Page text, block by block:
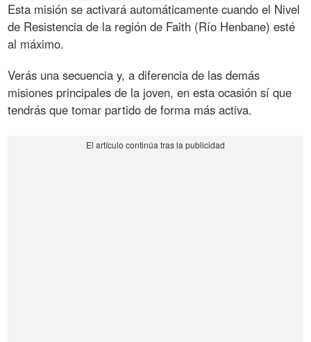
Esta misión se activará automáticamente cuando el Nivel
de Resistencia de la región de Faith (Río Henbane) esté
al máximo.
Verás una secuencia y, a diferencia de las demás
misiones principales de la joven, en esta ocasión sí que
tendrás que tomar partido de forma más activa.